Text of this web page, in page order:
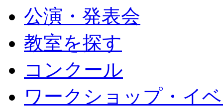
公演・発表会
教室を探す
コンクール
ワークショップ・イ